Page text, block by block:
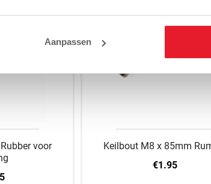
Aanpassen
voor
Keilbout M8 x 85mm
€1.95